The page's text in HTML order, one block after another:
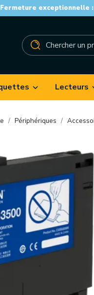
Fermeture exceptionnelle
Lecteurs
Périphériques